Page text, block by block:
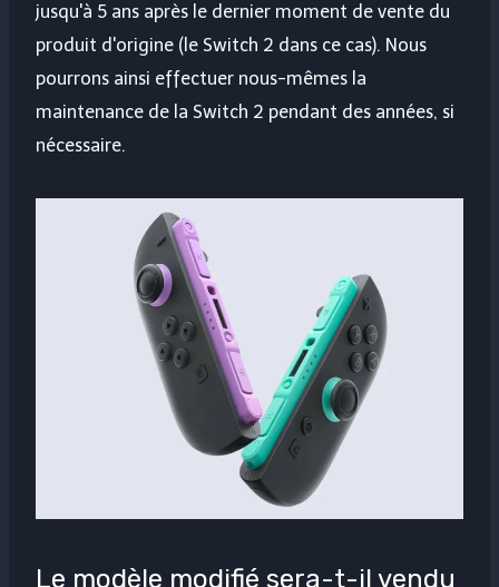
jusqu'à 5 ans après le dernier moment de vente du
produit d'origine (le Switch 2 dans ce cas). Nous
pourrons ainsi effectuer nous-mêmes la
maintenance de la Switch 2 pendant des années, si
nécessaire.
Le modèle modifié sera-t-il vendu